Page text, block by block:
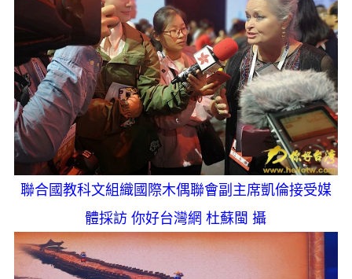
聯合國教科文組織國際木偶聯會副主席凱倫接受媒
體採訪 你好台灣網 杜蘇閩 攝